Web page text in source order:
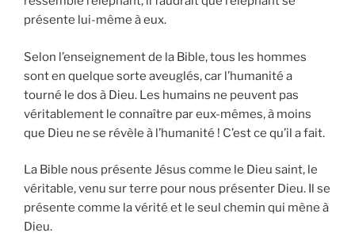
présente lui-même à eux.
Selon l’enseignement de la Bible, tous les hommes
sont en quelque sorte aveuglés, car l’humanité a
tourné le dos à Dieu. Les humains ne peuvent pas
véritablement le connaître par eux-mêmes, à moins
que Dieu ne se révèle à l’humanité ! C’est ce qu’il a fait.
La Bible nous présente Jésus comme le Dieu saint, le
véritable, venu sur terre pour nous présenter Dieu. Il se
présente comme la vérité et le seul chemin qui mène à
Dieu.